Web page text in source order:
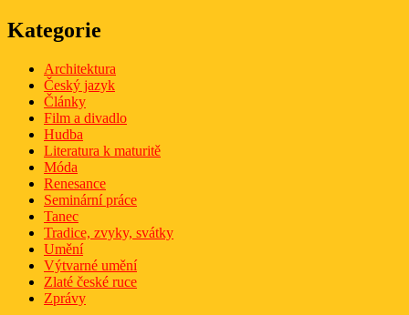
Kategorie
Architektura
Český jazyk
Články
Film a divadlo
Hudba
Literatura k maturitě
Móda
Renesance
Seminární práce
Tanec
Tradice, zvyky, svátky
Umění
Výtvarné umění
Zlaté české ruce
Zprávy